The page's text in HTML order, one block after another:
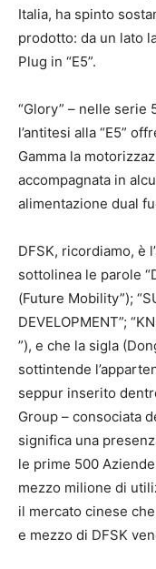
Italia, ha spinto
prodotto: da un lato
Plug in “E5”.
“Glory” – nelle serie
l’antitesi alla “E5”
Gamma la
accompagnata in
alimentazione dual
DFSK, ricordiamo, è
sottolinea le parole
(Future Mobility”);
DEVELOPMENT”;
”), e che la sigla
sottintende
seppur inserito
Group – consociata
significa una
le prime 500
mezzo milione di
il mercato cinese
e mezzo di DFSK